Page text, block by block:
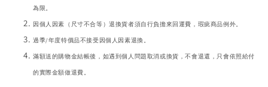
為限。
因個人因素（尺寸不合等）退換貨者須自行負擔來回運費，瑕疵商品例外。
過季/年度特價品不接受因個人因素退換。
滿額送的購物金結帳後，如遇到個人問題取消或換貨，不會退還，只會依照給付
的實際金額做退費。